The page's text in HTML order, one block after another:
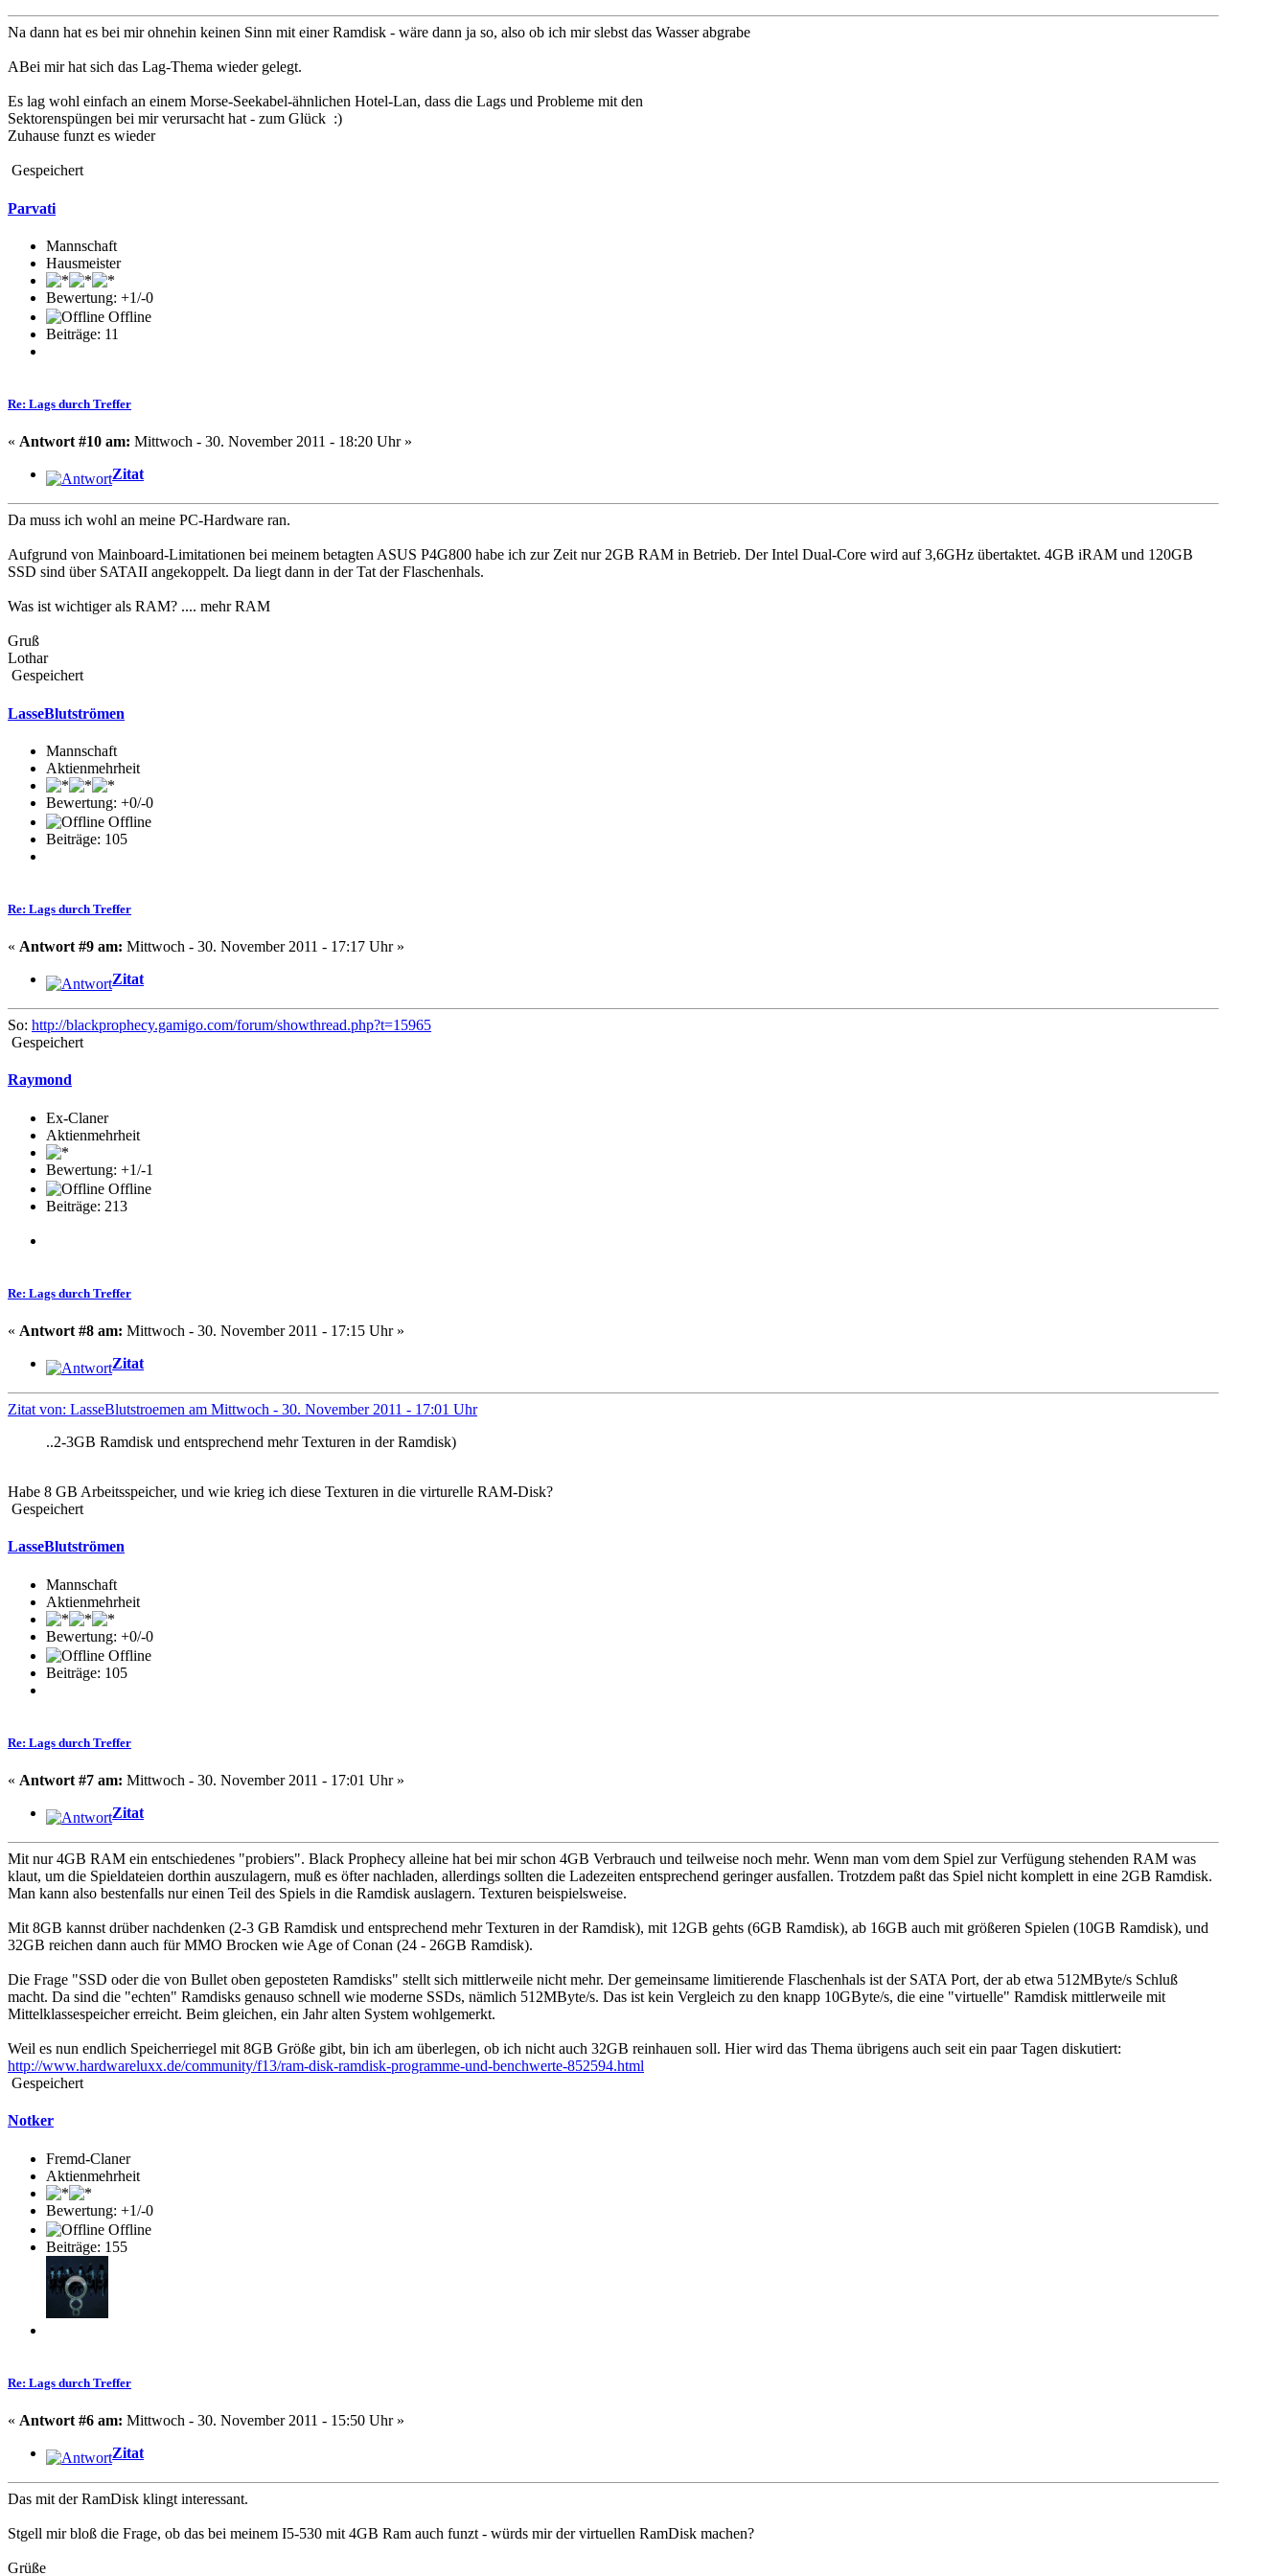
Na dann hat es bei mir ohnehin keinen Sinn mit einer Ramdisk - wäre dann ja so, also ob ich mir slebst das Wasser abgrabe
ABei mir hat sich das Lag-Thema wieder gelegt.
Es lag wohl einfach an einem Morse-Seekabel-ähnlichen Hotel-Lan, dass die Lags und Probleme mit den
Sektorenspüngen bei mir verursacht hat - zum Glück :)
Zuhause funzt es wieder
Gespeichert
Parvati
Mannschaft
Hausmeister
Bewertung: +1/-0
Offline
Beiträge: 11
Re: Lags durch Treffer
« Antwort #10 am: Mittwoch - 30. November 2011 - 18:20 Uhr »
Zitat
Da muss ich wohl an meine PC-Hardware ran.
Aufgrund von Mainboard-Limitationen bei meinem betagten ASUS P4G800 habe ich zur Zeit nur 2GB RAM in Betrieb. Der Intel Dual-Core wird auf 3,6GHz übertaktet. 4GB iRAM und 120GB
SSD sind über SATAII angekoppelt. Da liegt dann in der Tat der Flaschenhals.
Was ist wichtiger als RAM? .... mehr RAM
Gruß
Lothar
Gespeichert
LasseBlutströmen
Mannschaft
Aktienmehrheit
Bewertung: +0/-0
Offline
Beiträge: 105
Re: Lags durch Treffer
« Antwort #9 am: Mittwoch - 30. November 2011 - 17:17 Uhr »
Zitat
So: http://blackprophecy.gamigo.com/forum/showthread.php?t=15965
Gespeichert
Raymond
Ex-Claner
Aktienmehrheit
Bewertung: +1/-1
Offline
Beiträge: 213
Re: Lags durch Treffer
« Antwort #8 am: Mittwoch - 30. November 2011 - 17:15 Uhr »
Zitat
Zitat von: LasseBlutstroemen am Mittwoch - 30. November 2011 - 17:01 Uhr
..2-3GB Ramdisk und entsprechend mehr Texturen in der Ramdisk)
Habe 8 GB Arbeitsspeicher, und wie krieg ich diese Texturen in die virturelle RAM-Disk?
Gespeichert
LasseBlutströmen
Mannschaft
Aktienmehrheit
Bewertung: +0/-0
Offline
Beiträge: 105
Re: Lags durch Treffer
« Antwort #7 am: Mittwoch - 30. November 2011 - 17:01 Uhr »
Zitat
Mit nur 4GB RAM ein entschiedenes "probiers". Black Prophecy alleine hat bei mir schon 4GB Verbrauch und teilweise noch mehr. Wenn man vom dem Spiel zur Verfügung stehenden RAM was
klaut, um die Spieldateien dorthin auszulagern, muß es öfter nachladen, allerdings sollten die Ladezeiten entsprechend geringer ausfallen. Trotzdem paßt das Spiel nicht komplett in eine 2GB Ramdisk.
Man kann also bestenfalls nur einen Teil des Spiels in die Ramdisk auslagern. Texturen beispielsweise.
Mit 8GB kannst drüber nachdenken (2-3 GB Ramdisk und entsprechend mehr Texturen in der Ramdisk), mit 12GB gehts (6GB Ramdisk), ab 16GB auch mit größeren Spielen (10GB Ramdisk), und
32GB reichen dann auch für MMO Brocken wie Age of Conan (24 - 26GB Ramdisk).
Die Frage "SSD oder die von Bullet oben geposteten Ramdisks" stellt sich mittlerweile nicht mehr. Der gemeinsame limitierende Flaschenhals ist der SATA Port, der ab etwa 512MByte/s Schluß
macht. Da sind die "echten" Ramdisks genauso schnell wie moderne SSDs, nämlich 512MByte/s. Das ist kein Vergleich zu den knapp 10GByte/s, die eine "virtuelle" Ramdisk mittlerweile mit
Mittelklassespeicher erreicht. Beim gleichen, ein Jahr alten System wohlgemerkt.
Weil es nun endlich Speicherriegel mit 8GB Größe gibt, bin ich am überlegen, ob ich nicht auch 32GB reinhauen soll. Hier wird das Thema übrigens auch seit ein paar Tagen diskutiert:
http://www.hardwareluxx.de/community/f13/ram-disk-ramdisk-programme-und-benchwerte-852594.html
Gespeichert
Notker
Fremd-Claner
Aktienmehrheit
Bewertung: +1/-0
Offline
Beiträge: 155
Re: Lags durch Treffer
« Antwort #6 am: Mittwoch - 30. November 2011 - 15:50 Uhr »
Zitat
Das mit der RamDisk klingt interessant.
Stgell mir bloß die Frage, ob das bei meinem I5-530 mit 4GB Ram auch funzt - würds mir der virtuellen RamDisk machen?
Grüße